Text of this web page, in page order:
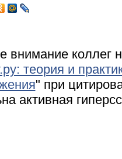
коллег
теория и
" при
активная